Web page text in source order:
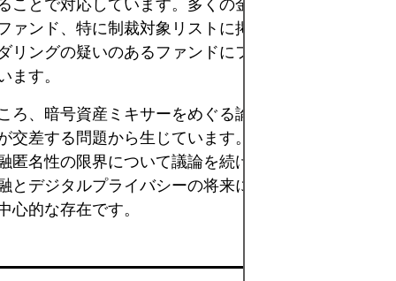
ことで対応しています。多くの金融機関は、既知の
ァンド、特に制裁対象リストに掲載されているファ
リングの疑いのあるファンドにフラグを付けたり、
ます。
ろ、暗号資産ミキサーをめぐる論争は、技術、政策
交差する問題から生じています。規制当局とプライ
匿名性の限界について議論を続ける中、暗号資産ミ
とデジタルプライバシーの将来に関する幅広い議論
心的な存在です。